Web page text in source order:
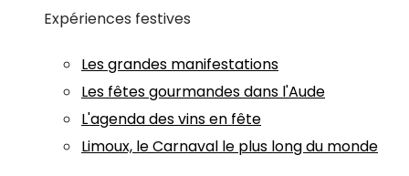
Expériences festives
Les grandes manifestations
Les fêtes gourmandes dans l'Aude
L'agenda des vins en fête
Limoux, le Carnaval le plus long du monde